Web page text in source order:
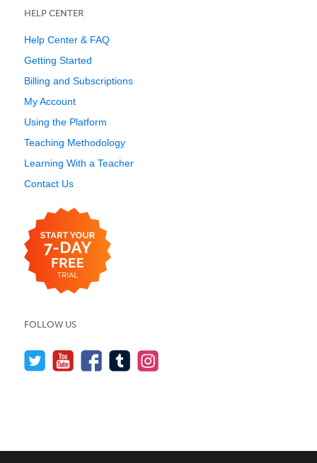
HELP CENTER
Help Center & FAQ
Getting Started
Billing and Subscriptions
My Account
Using the Platform
Teaching Methodology
Learning With a Teacher
Contact Us
FOLLOW US